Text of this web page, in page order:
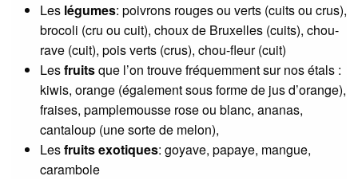
Les légumes: poivrons rouges ou verts (cuits ou crus),
brocoli (cru ou cuit), choux de Bruxelles (cuits), chou-
rave (cuit), pois verts (crus), chou-fleur (cuit)
Lesfruitsque l’on trouve fréquemment sur nos étals :
kiwis, orange (également sous forme de jus d’orange),
fraises, pamplemousse rose ou blanc, ananas,
cantaloup (une sorte de melon),
Lesfruits exotiques: goyave, papaye, mangue,
carambole